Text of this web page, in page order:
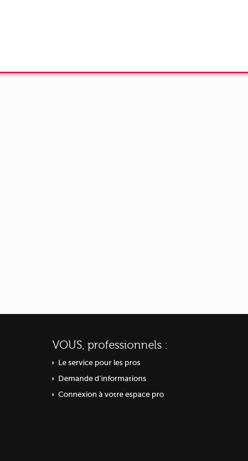
VOUS, professionnels :
Le service pour les pros
Demande d'informations
Connexion à votre espace pro